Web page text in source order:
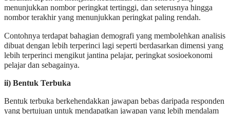
menunjukkan nombor peringkat tertinggi, dan seterusnya hingga
nombor terakhir yang menunjukkan peringkat paling rendah.
Contohnya terdapat bahagian demografi yang membolehkan analisis
dibuat dengan lebih terperinci lagi seperti berdasarkan dimensi yang
lebih terperinci mengikut jantina pelajar, peringkat sosioekonomi
pelajar dan sebagainya.
ii) Bentuk Terbuka
Bentuk terbuka berkehendakkan jawapan bebas daripada responden
yang bertujuan untuk mendapatkan jawapan yang lebih mendalam